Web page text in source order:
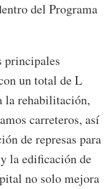
del Programa
principales
un total de L
la rehabilitación,
carreteros, así
de represas para
la edificación de
no solo mejora